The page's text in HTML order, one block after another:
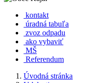
kontakt
úradná tabuľa
zvoz odpadu
ako vybaviť
MŠ
Referendum
Úvodná stránka